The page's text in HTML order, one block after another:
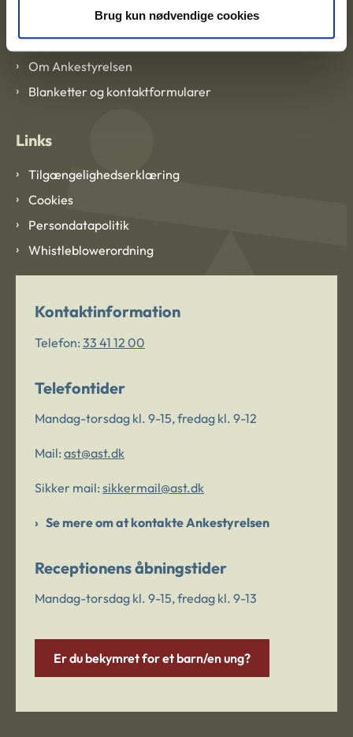
Brug kun nødvendige cookies
Om Ankestyrelsen
Om Ankestyrelsen
Blanketter og kontaktformularer
Links
Tilgængelighedserklæring
Cookies
Persondatapolitik
Whistleblowerordning
Kontaktinformation
Telefon: 33 41 12 00
Telefontider
Mandag-torsdag kl. 9-15, fredag kl. 9-12
Mail: ast@ast.dk
Sikker mail: sikkermail@ast.dk
Se mere om at kontakte Ankestyrelsen
Receptionens åbningstider
Mandag-torsdag kl. 9-15, fredag kl. 9-13
Er du bekymret for et barn/en ung?